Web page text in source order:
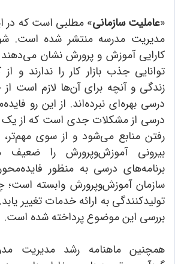
«عاملیت سازمانی» مطلبی است که در
مدیریت مدرسه منتشر شده است.
کارایی آموزش و پرورش نشان می‌دهند
توانایی جذب بازار کار را ندارند و
زندگی و آنچه برای آن‌ها لازم است
درسی بهره‌ای نبرده‌اند. از این رو
درسی از مشکلات جدی است که از
رفتن منابع می‌شود و از سوی مهم‌تر،
بیرونی آموزش‌و‌پرورش را ضعیف
برنامه‌های درسی به منظور
سازمان آموزش‌و‌پرورش وابسته است؛
تولیدکنندگی به ارائه خدمات تغییر
بررسی این موضوع پرداخته شده است.
همچنین ماهنامه رشد مدیریت